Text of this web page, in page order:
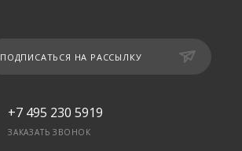
ПОДПИСАТЬСЯ НА РАССЫЛКУ
+7 495 230 5919
ЗАКАЗАТЬ ЗВОНОК